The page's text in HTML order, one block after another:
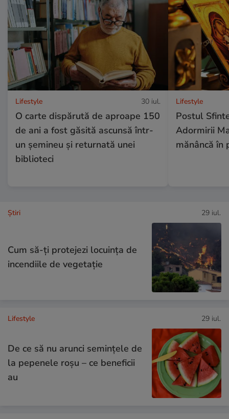
Lifestyle 30 iul.
O carte dispărută de aproape 150
de ani a fost găsită ascunsă într-
un șemineu și returnată unei
biblioteci
Lifestyle
Postul
Adormirii
mănâncă în
Ştiri 29 iul.
Cum să-ți protejezi locuința de
incendiile de vegetație
Lifestyle 29 iul.
De ce să nu arunci semințele de
la pepenele roșu – ce beneficii
au